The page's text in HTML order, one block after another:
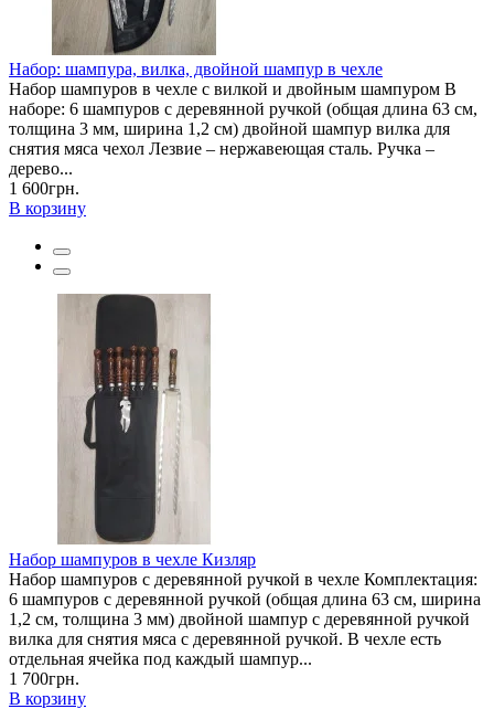
Набор: шампура, вилка, двойной шампур в чехле
Набор шампуров в чехле с вилкой и двойным шампуром В
наборе: 6 шампуров с деревянной ручкой (общая длина 63 см,
толщина 3 мм, ширина 1,2 см) двойной шампур вилка для
снятия мяса чехол Лезвие – нержавеющая сталь. Ручка –
дерево...
1 600грн.
В корзину
Набор шампуров в чехле Кизляр
Набор шампуров с деревянной ручкой в чехле Комплектация:
6 шампуров с деревянной ручкой (общая длина 63 см, ширина
1,2 см, толщина 3 мм) двойной шампур с деревянной ручкой
вилка для снятия мяса с деревянной ручкой. В чехле есть
отдельная ячейка под каждый шампур...
1 700грн.
В корзину